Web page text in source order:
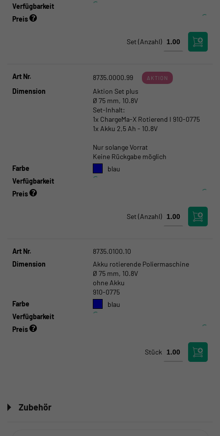
Verfügbarkeit
Preis
Set(Anzahl)
Art Nr. 8735.0000.99 AKTION
Dimension
Aktion Set plus
Ø 75 mm, 10.8V
Set-Inhalt:
1x ChargeMa-X Rotierend I 910-0775
1x Akku 2,5 Ah - 10.8V
Nur solange Vorrat
Keine Rückgabe möglich
Farbe
blau
Verfügbarkeit
Preis
Set(Anzahl)
Art Nr.
8735.0100.10
Dimension
Akku rotierende Poliermaschine
Ø 75 mm, 10.8V
ohne Akku
910-0775
Farbe
blau
Verfügbarkeit
Preis
Stück
Zubehör